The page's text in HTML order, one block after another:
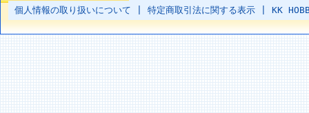
個人情報の取り扱いについて 特定商取引法に関する表示 KK